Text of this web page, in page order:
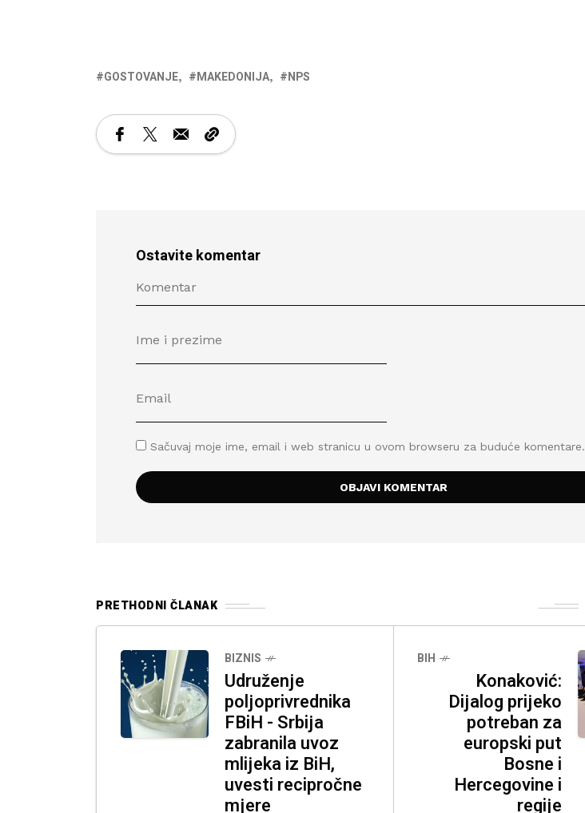
GOSTOVANJE MAKEDONIJA NPS
Ostavite komentar
Sačuvaj moje ime, email i web stranicu u ovom browseru za buduće komentare.
PRETHODNI ČLANAK
BIZNIS
Udruženje
poljoprivrednika
FBiH - Srbija
zabranila uvoz
mlijeka iz BiH,
uvesti recipročne
mjere
BIH
Konaković:
Dijalog prijeko
potreban za
europski put
Bosne i
Hercegovine i
regije